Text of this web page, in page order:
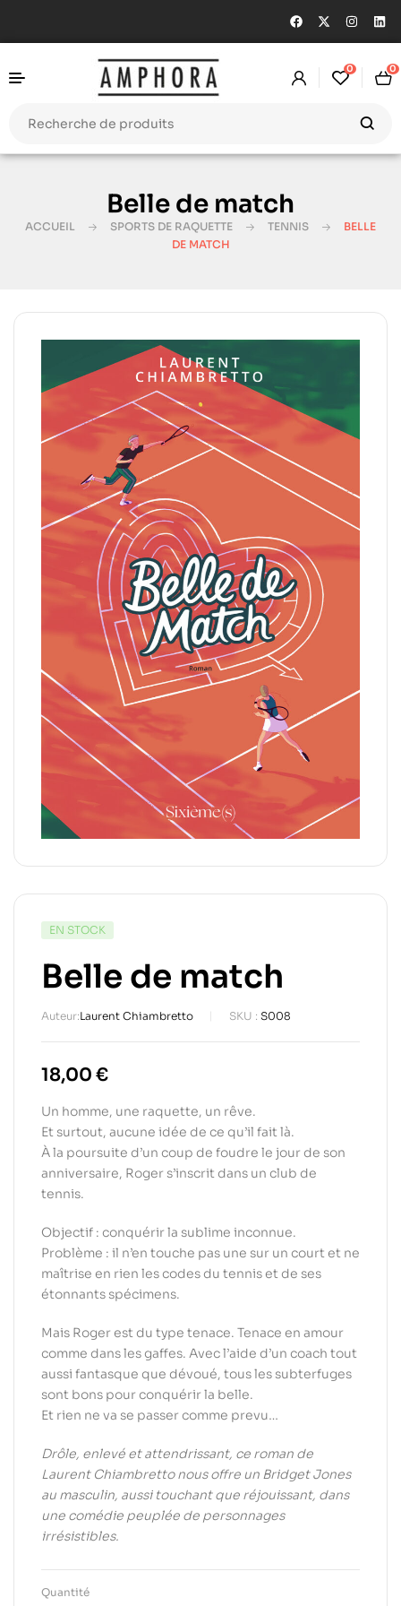
0 0
Belle de match
ACCUEIL SPORTS DE RAQUETTE TENNIS
BELLE
DE MATCH
EN STOCK
Belle de match
Auteur:Laurent Chiambretto SKU : S008
18,00 €
Un homme, une raquette, un rêve.
Et surtout, aucune idée de ce qu’il fait là.
À la poursuite d’un coup de foudre le jour de son
anniversaire, Roger s’inscrit dans un club de
tennis.
Objectif : conquérir la sublime inconnue.
Problème : il n’en touche pas une sur un court et ne
maîtrise en rien les codes du tennis et de ses
étonnants spécimens.
Mais Roger est du type tenace. Tenace en amour
comme dans les gaffes. Avec l’aide d’un coach tout
aussi fantasque que dévoué, tous les subterfuges
sont bons pour conquérir la belle.
Et rien ne va se passer comme prevu…
Drôle, enlevé et attendrissant, ce roman de
Laurent Chiambretto nous offre un Bridget Jones
au masculin, aussi touchant que réjouissant, dans
une comédie peuplée de personnages
irrésistibles.
Quantité